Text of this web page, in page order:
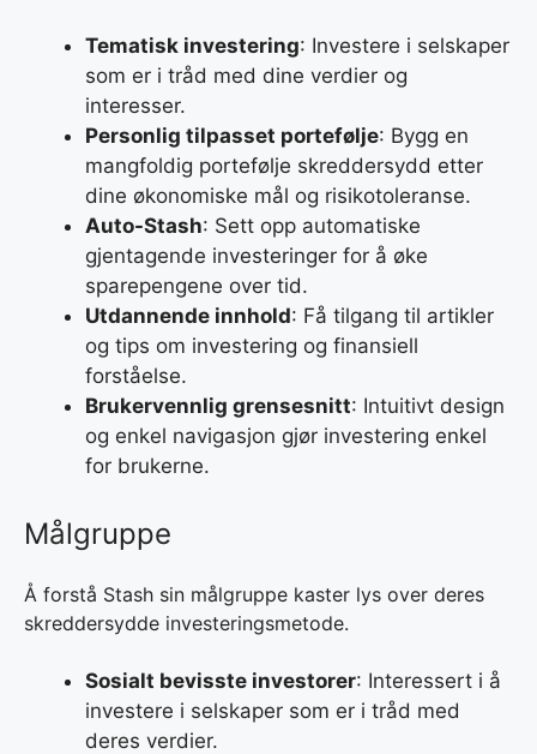
Tematisk investering: Investere i selskaper
som er i tråd med dine verdier og
interesser.
Personlig tilpasset portefølje: Bygg en
mangfoldig portefølje skreddersydd etter
dine økonomiske mål og risikotoleranse.
Auto-Stash: Sett opp automatiske
gjentagende investeringer for å øke
sparepengene over tid.
Utdannende innhold: Få tilgang til artikler
og tips om investering og finansiell
forståelse.
Brukervennlig grensesnitt: Intuitivt design
og enkel navigasjon gjør investering enkel
for brukerne.
Målgruppe
Å forstå Stash sin målgruppe kaster lys over deres
skreddersydde investeringsmetode.
Sosialt bevisste investorer: Interessert i å
investere i selskaper som er i tråd med
deres verdier.